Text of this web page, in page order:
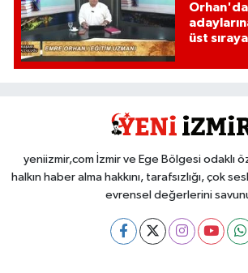
üst
yeniizmir,com İzmir ve Ege Bölgesi odaklı
halkın haber alma hakkını, tarafsızlığı, çok
evrensel değerlerini